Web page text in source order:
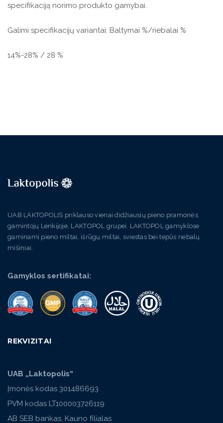
specifikaciją norimo produkto gamybai.
Galimi specifikacijų variantai: Baltymai %/riebalai %
14%-28% / 28 %
UAB LAKTOPOLIS priklauso vienai didžiausių pieno pramonės
gamintojų Lenkijoje, LAKTOPOL grupei. LAKTOPOL gamyklose
gaminami pieno miltai, išrūgų miltai, sviestas bei tepūs riebalų
mišiniai.
Gamyklos sertifikatai:
REKVIZITAI
UAB „Laktopolis“
Įmonės kodas 301486693
PVM kodas LT100003726119
AB SEB bankas, Kauno filialas